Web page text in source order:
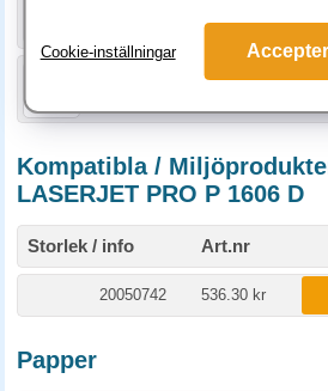
Kompatibla /
LASERJET PRO P 1606 D
Storlek / info Art.nr
20050742 536.30 kr
Papper
Cookie-inställningar